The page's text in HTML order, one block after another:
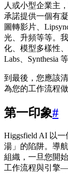
人或小型企業主
承諾提供一個有
圖轉影片、
光、升頻等等。
化、模型多樣性
Labs、Synthesia
到最後，您應該
為您的工作流程做
第一印象#
Higgsfield AI 以
湯」的陷阱。導
組織，一旦您開
工作流程與引擎